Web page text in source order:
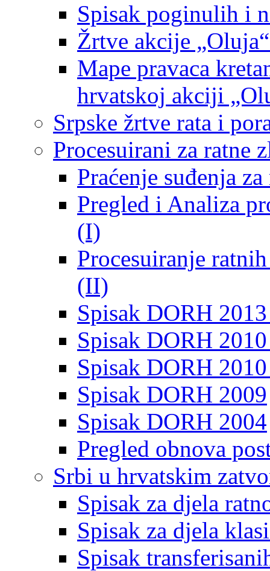
Spisak poginulih i
Žrtve akcije
Mape pravaca
hrvatskoj akciji
Srpske žrtve rata i
Procesuirani za ratne
Praćenje suđenja
Pregled i Analiza
(I)
Procesuiranje
(II)
Spisak DORH
Spisak DORH
Spisak DORH
Spisak DORH 2009
Spisak DORH 2004
Pregled obnova
Srbi u hrvatskim
Spisak za djela
Spisak za djela
Spisak